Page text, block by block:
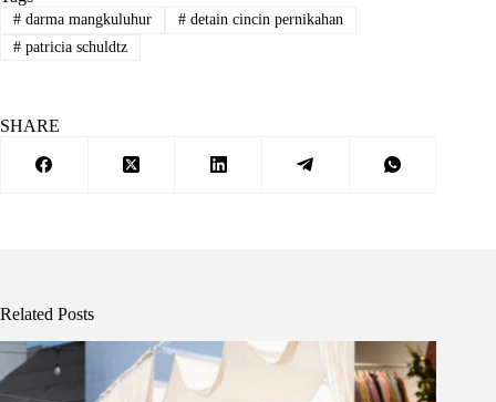
#darma mangkuluhur #detain cincin pernikahan
#patricia schuldtz
SHARE
Related Posts